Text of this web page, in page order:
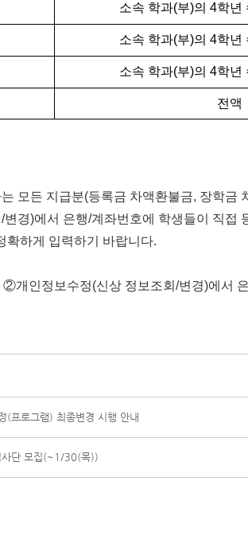
소속 학과(부)의 4학년
소속 학과(부)의 4학년
소속 학과(부)의 4학년
전액
모든 지급분(등록금 차액환불금, 장학금
/변경)에서 은행/계좌번호에 학생들이 직접
확하게 입력하기 바랍니다.
②개인정보수정(신상 정보조회 /변경)에서
(프로그램) 최종변경 시행 안내
사단 모집(~1/30(목))